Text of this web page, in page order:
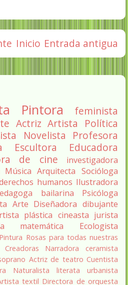
Entrada antigua
Inicio
Pintora
feminista
Actriz Artista
Política
Novelista
Profesora
Escultora
Educadora
de cine
investigadora
Música Arquitecta Socióloga
humanos Ilustradora
bailarina
Psicóloga
Arte Diseñadora dibujante
plástica cineasta jurista
matemática
Ecologista
Pintura Rosas para todas nuestras
Creadoras Narradora
ceramista
Actriz de teatro Cuentista
Naturalista literata
urbanista
textil Directora de orquesta